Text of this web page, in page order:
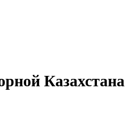
Казахстана